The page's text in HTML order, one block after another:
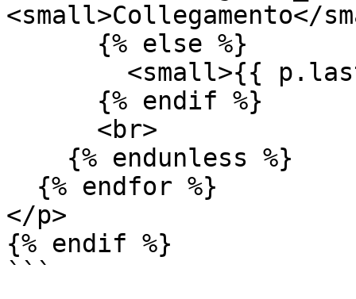
<small>Collegamento</
</p>
{% endif %}
```